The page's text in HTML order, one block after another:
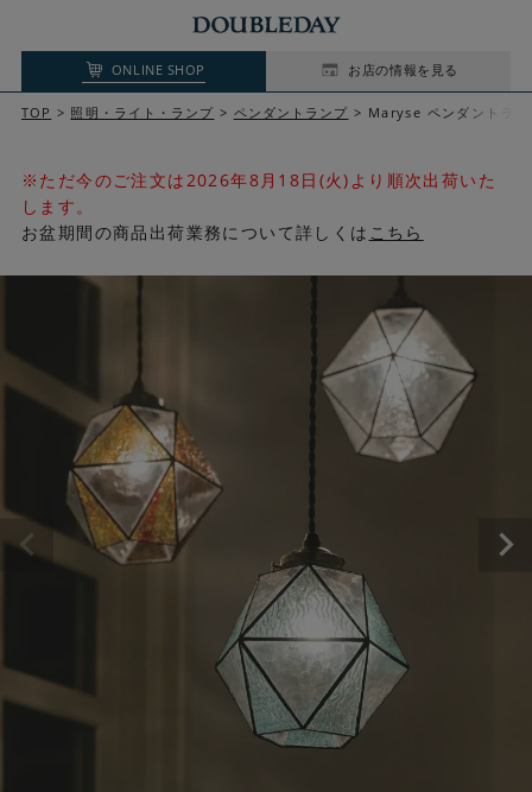
ONLINE SHOP お店の情報を見る
TOP 照明・ライト・ランプ ペンダントランプ Maryse ペンダントラ
※ただ今のご注文は2026年8月18日(火)より順次出荷いた
します。
お盆期間の商品出荷業務について詳しくは こちら